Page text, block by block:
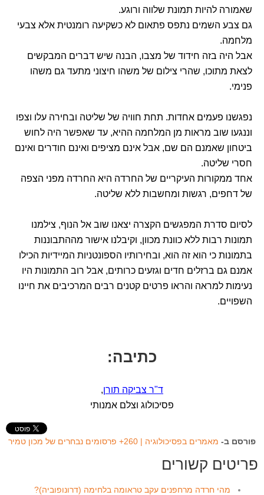
שאמורה להיות תמונת שלווה ורוגע.
גם צבע השמים נתפס פתאום לא כשקיעה רומנטית אלא צבעי
מלחמה.
אבל היה בזה חידוד של מצבו, הבנה שיש דברים המבקשים
לצאת מתוכו, שהרי צילום של משהו חיצוני מתעד גם משהו
פנימי.
נפגשנו פעמים אחדות. תחת חוויה של שליטה ובחירה עלו וצפו
וננגעו שוב מראות מן המלחמה ההיא, עד שאפשר היה לחוש
ביטחון שאמנם הם שם, אבל אינם מציפים ואינם חודרים ואינם
חסרי שליטה.
אחד ממקורות העיקריים של החרדה היא החרדה מפני הצפה
של דחפים, רגשות ומחשבות ללא שליטה.
לסיום סדרת המפגשים הקצרה יצאנו שוב אל הנוף, צילמנו
תמונות רבות ללא כוונת מכוון, וקיבלנו אישור מההתבוננות
בתמונות כי הוא זה הוא, ובחירותיו הספונטניות המיידיות הכילו
אמנם גם ברזלים חדים וגזעים כרותים, אבל רוב התמונות היו
נעימות למראה והראו פרטים קטנים רבים המרכיבים את חיינו
השפויים.
כתיבה:
ד"ר צביקה תורן,
פסיכולוג וצלם אמנותי
פורסם ב- מאמרים בפסיכולוגיה | 260+ פרסומים נבחרים של מכון טמיר
פריטים קשורים
מהי חרדה מרחפנים עקב טראומה בלחימה (דרונופוביה)?